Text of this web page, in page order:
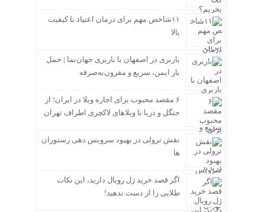
۱۱شاخص مهم برای درمان اعتیاد با کیفیت
بالا
باربری در اصفهان با باربری جهان‌نما | حمل
بار ایمن، سریع و مقرون‌به‌صرفه
۶ مقصد محبوب برای اجاره ویلا در ایران؛ از
جنگل و دریا تا ویلاهای لاکچری اطراف تهران
نقش ترولی در بهبود سرویس دهی رستوران
ها
اگر قصد خرید ژل رویال دارید، این نکات
طلایی را از دست ندهید!